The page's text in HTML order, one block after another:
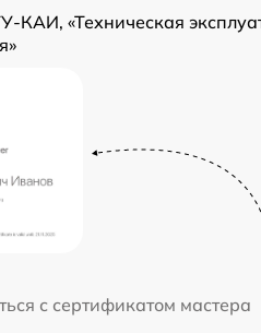
КАИ, «Техническая
с сертификатом мастера